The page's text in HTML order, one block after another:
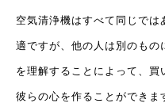
空気清浄機はすべて同じで
適ですが、他の人は別のも
を理解することによって、
彼らの心を作ることができま